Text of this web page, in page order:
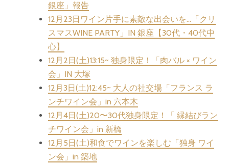
銀座」報告
12月23日ワイン片手に素敵な出会いを…「クリ
スマスWINE PARTY」IN 銀座【30代・40代中
心】
12月2日(土)13:15~ 独身限定！「肉バル × ワイン
会」IN 大塚
12月3日(土)12:45~ 大人の社交場「フランス ラ
ンチワイン会」in 六本木
12月4日(土)20〜30代独身限定！「 縁結びラン
チワイン会」in 新橋
12月5日(土)和食でワインを楽しむ「独身 ワイ
ン会」in 築地